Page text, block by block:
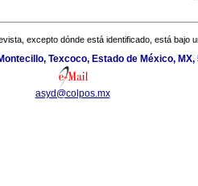
excepto dónde está identificado, está bajo
Texcoco, Estado de México, MX,
asyd@colpos.mx